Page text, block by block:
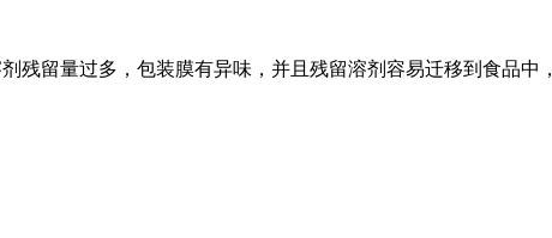
留量过多，包装膜有异味，并且残留溶剂容易迁移到食品中